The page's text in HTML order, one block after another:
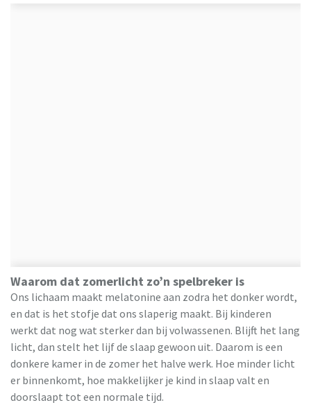
Waarom dat zomerlicht zo’n spelbreker is
Ons lichaam maakt melatonine aan zodra het donker wordt,
en dat is het stofje dat ons slaperig maakt. Bij kinderen
werkt dat nog wat sterker dan bij volwassenen. Blijft het lang
licht, dan stelt het lijf de slaap gewoon uit. Daarom is een
donkere kamer in de zomer het halve werk. Hoe minder licht
er binnenkomt, hoe makkelijker je kind in slaap valt en
doorslaapt tot een normale tijd.